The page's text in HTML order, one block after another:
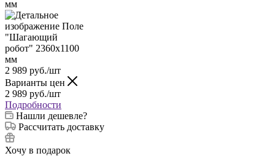
2 989 руб./шт
Варианты цен
2 989 руб./шт
Подробности
Нашли дешевле?
Рассчитать доставку
Хочу в подарок